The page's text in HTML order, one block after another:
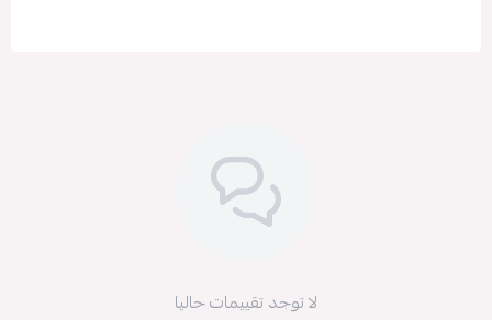
لا توجد تقييمات حاليا